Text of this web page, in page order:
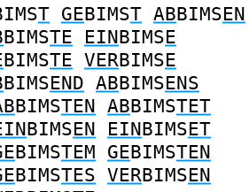
T GEBIMST ABBIMSEN
BIMSTE EINBIMSE
BIMSTE VERBIMSE
BIMSEND ABBIMSENS
BIMSTEN ABBIMSTET
BIMSEN EINBIMSET
BIMSTEM GEBIMSTEN
BIMSTES VERBIMSEN